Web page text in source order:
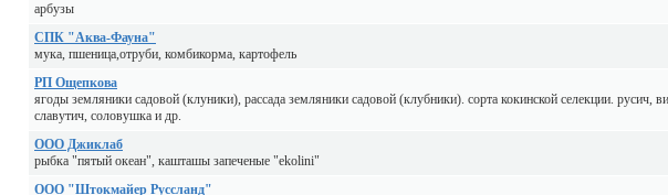
арбузы
СПК "Аква-Фауна"
мука, пшеница,отруби, комбикорма, картофель
РП Ощепкова
ягоды земляники садовой (клуники), рассада земляники садовой (клубники). сорта кокинской селекции. русич,
славутич, соловушка и др.
ООО Джиклаб
рыбка "пятый океан", кашташы запеченые "ekolini"
ООО "Штокмайер Руссланд"